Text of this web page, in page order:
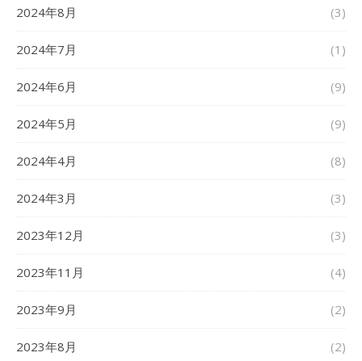
2024年8月 (3)
2024年7月 (1)
2024年6月 (9)
2024年5月 (9)
2024年4月 (8)
2024年3月 (3)
2023年12月 (3)
2023年11月 (4)
2023年9月 (2)
2023年8月 (2)